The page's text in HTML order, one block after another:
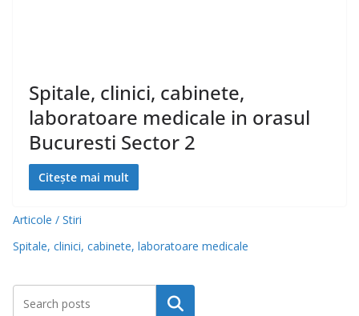
Spitale, clinici, cabinete,
laboratoare medicale in orasul
Bucuresti Sector 2
Citește mai mult
Articole / Stiri
Spitale, clinici, cabinete, laboratoare medicale
Caută